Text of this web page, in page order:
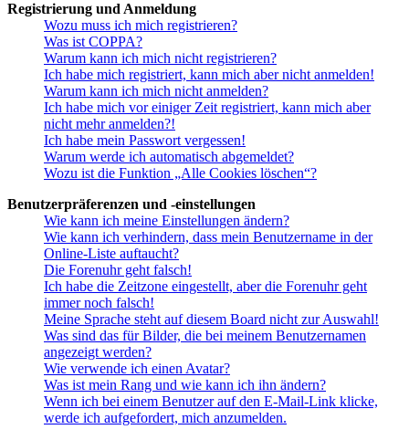
Registrierung und Anmeldung
Wozu muss ich mich registrieren?
Was ist COPPA?
Warum kann ich mich nicht registrieren?
Ich habe mich registriert, kann mich aber nicht anmelden!
Warum kann ich mich nicht anmelden?
Ich habe mich vor einiger Zeit registriert, kann mich aber
nicht mehr anmelden?!
Ich habe mein Passwort vergessen!
Warum werde ich automatisch abgemeldet?
Wozu ist die Funktion „Alle Cookies löschen“?
Benutzerpräferenzen und -einstellungen
Wie kann ich meine Einstellungen ändern?
Wie kann ich verhindern, dass mein Benutzername in der
Online-Liste auftaucht?
Die Forenuhr geht falsch!
Ich habe die Zeitzone eingestellt, aber die Forenuhr geht
immer noch falsch!
Meine Sprache steht auf diesem Board nicht zur Auswahl!
Was sind das für Bilder, die bei meinem Benutzernamen
angezeigt werden?
Wie verwende ich einen Avatar?
Was ist mein Rang und wie kann ich ihn ändern?
Wenn ich bei einem Benutzer auf den E-Mail-Link klicke,
werde ich aufgefordert, mich anzumelden.